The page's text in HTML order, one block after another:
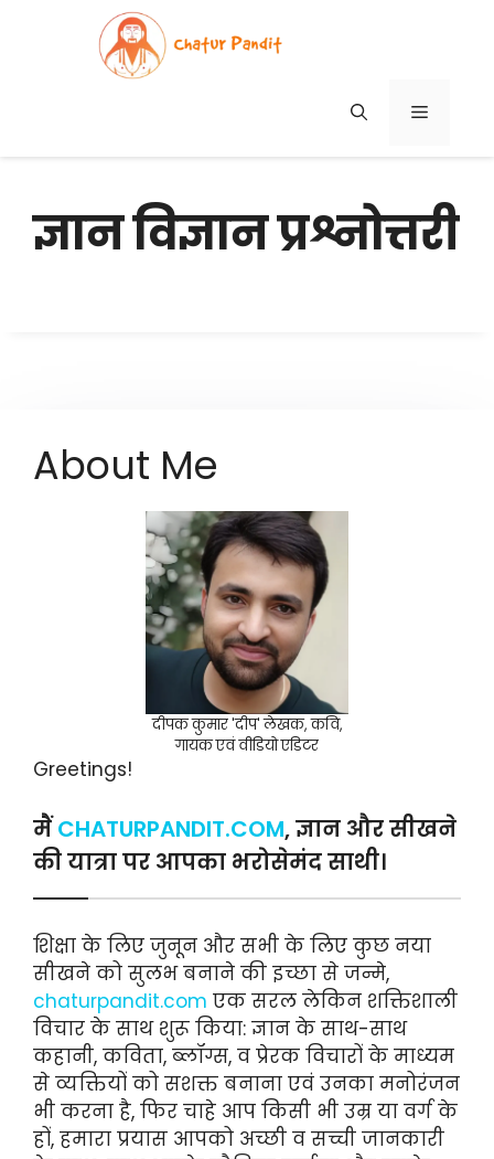
MENU
ज्ञान विज्ञान प्रश्नोत्तरी
About Me
दीपक कुमार 'दीप' लेखक, कवि,
गायक एवं वीडियो एडिटर
Greetings!
मैंCHATURPANDIT.COM, ज्ञान और सीखने
की यात्रा पर आपका भरोसेमंद साथी।
शिक्षा के लिए जुनून और सभी के लिए कुछ नया
सीखने को सुलभ बनाने की इच्छा से जन्मे,
chaturpandit.com एक सरल लेकिन शक्तिशाली
विचार के साथ शुरू किया: ज्ञान के साथ-साथ
कहानी, कविता, ब्लॉग्स, व प्रेरक विचारों के माध्यम
से व्यक्तियों को सशक्त बनाना एवं उनका मनोरंजन
भी करना है, फिर चाहे आप किसी भी उम्र या वर्ग के
हों, हमारा प्रयास आपको अच्छी व सच्ची जानकारी